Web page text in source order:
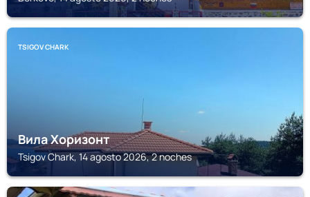
TSIGOV CHARK
Вила Хоризонт
Tsigov Chark, 14 agosto 2026, 2 noches